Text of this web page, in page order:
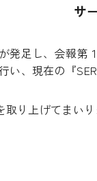
サ
発足し、会報
、現在の『
り上げてまいり